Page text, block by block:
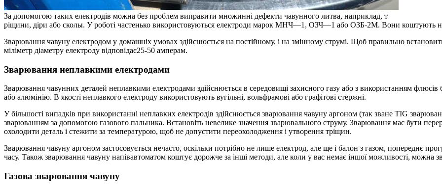
За допомогою таких електродів можна без проблем виправити множинні дефекти чавунного литва, наприклад, т
ріщини, діри або сколы. У роботі частенько використовуються електроди марок МНЧ—1, ОЗЧ—1 або ОЗБ-2М. Вони коштують не
Зварювання чавуну електродом у домашніх умовах здійснюється на постійному, і на змінному струмі. Щоб правильно
міліметр діаметру електроду відповідає25-50 амперам.
Зварювання неплавкими електродами
Зварювання чавунних деталей неплавкими електродами здійснюється в середовищі захисного газу або з використанням
або алюмінію. В якості неплавкого електроду використовують вугільні, вольфрамові або графітові стержні.
У більшості випадків при використанні неплавких електродів здійснюється зварювання чавуну аргоном (так зване TIG
зварюванням за допомогою газового пальника. Встановіть невелике значення зварювального струму. Зварювання має бути
охолодити деталь і стежити за температурою, щоб не допустити переохолодження і утворення тріщин.
Зварювання чавуну аргоном застосовується нечасто, оскільки потрібно не лише електрод, але ще і балон з газом, попереднє
часу. Також зварювання чавуну напівавтоматом коштує дорожче за інші методи, але коли у вас немає іншої можливості, можна
Газова зварювання чавуну